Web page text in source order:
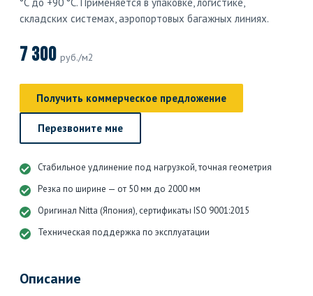
складских системах, аэропортовых багажных линиях.
7 300 руб./м2
Получить коммерческое предложение
Перезвоните мне
Стабильное удлинение под нагрузкой, точная геометрия
Резка по ширине — от 50 мм до 2000 мм
Оригинал Nitta (Япония), сертификаты ISO 9001:2015
Техническая поддержка по эксплуатации
Описание